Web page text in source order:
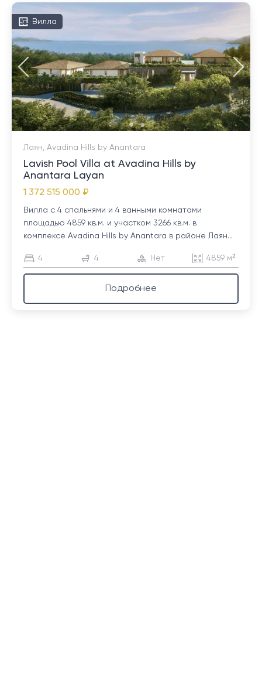
Вилла
Лаян, Avadina Hills by Anantara
Lavish Pool Villa at Avadina Hills by
Anantara Layan
1 372 515 000 ₽
Вилла с 4 спальнями и 4 ванными комнатами
площадью 4859 кв.м. и участком 3266 кв.м. в
комплексе Avadina Hills by Anantara в районе Лаян...
4 4 Нет 4859 м²
Подробнее